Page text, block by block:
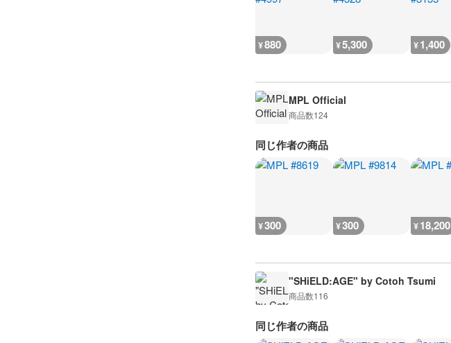
¥880 ¥5,300 ¥1,400
MPL Official
商品数124
同じ作者の商品
¥300 ¥300 ¥18,200
"SHiELD:AGE" by Cotoh Tsumi
商品数116
同じ作者の商品